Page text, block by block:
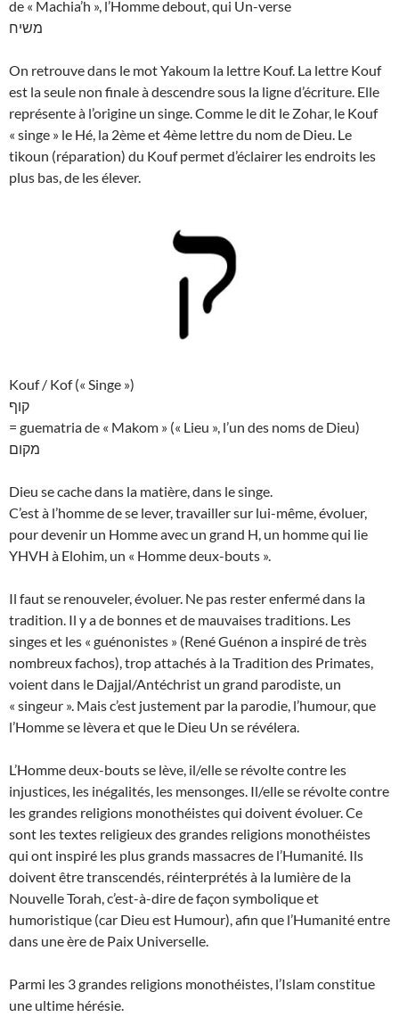
de « Machia’h », l’Homme debout, qui Un-verse
משיח
On retrouve dans le mot Yakoum la lettre Kouf. La lettre Kouf
est la seule non finale à descendre sous la ligne d’écriture. Elle
représente à l’origine un singe. Comme le dit le Zohar, le Kouf
« singe » le Hé, la 2ème et 4ème lettre du nom de Dieu. Le
tikoun (réparation) du Kouf permet d’éclairer les endroits les
plus bas, de les élever.
Kouf / Kof (« Singe »)
קוף
= guematria de « Makom » (« Lieu », l’un des noms de Dieu)
מקום
Dieu se cache dans la matière, dans le singe.
C’est à l’homme de se lever, travailler sur lui-même, évoluer,
pour devenir un Homme avec un grand H, un homme qui lie
YHVH à Elohim, un « Homme deux-bouts ».
Il faut se renouveler, évoluer. Ne pas rester enfermé dans la
tradition. Il y a de bonnes et de mauvaises traditions. Les
singes et les « guénonistes » (René Guénon a inspiré de très
nombreux fachos), trop attachés à la Tradition des Primates,
voient dans le Dajjal/Antéchrist un grand parodiste, un
« singeur ». Mais c’est justement par la parodie, l’humour, que
l’Homme se lèvera et que le Dieu Un se révélera.
L’Homme deux-bouts se lève, il/elle se révolte contre les
injustices, les inégalités, les mensonges. Il/elle se révolte contre
les grandes religions monothéistes qui doivent évoluer. Ce
sont les textes religieux des grandes religions monothéistes
qui ont inspiré les plus grands massacres de l’Humanité. Ils
doivent être transcendés, réinterprétés à la lumière de la
Nouvelle Torah, c’est-à-dire de façon symbolique et
humoristique (car Dieu est Humour), afin que l’Humanité entre
dans une ère de Paix Universelle.
Parmi les 3 grandes religions monothéistes, l’Islam constitue
une ultime hérésie.